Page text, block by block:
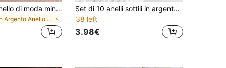
2 pezzi/Set Anello di moda minimalista elegante di nicchia di alta gamma con strass a forma di cuore, adatto per ragazze adolescenti per uso quotidiano e festivo
in Argento Anello Singolo Donna
Set di 10 anelli sottili in argento minimalista Ins, anelli impilabili con cuore cavo, onda, stella e strass, anelli da indice da donna semplici ed eleganti di nicchia
38 left
3.98€